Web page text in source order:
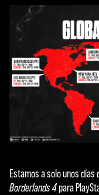
Estamos a solo unos
Borderlands 4para